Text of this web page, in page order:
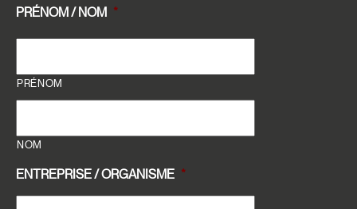
PRÉNOM / NOM *
PRÉNOM
NOM
ENTREPRISE / ORGANISME *